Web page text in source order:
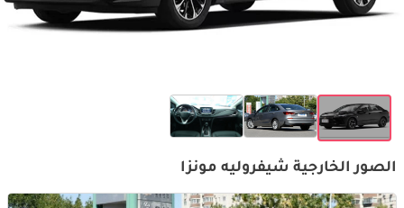
الصور الخارجية شيفروليه مونزا